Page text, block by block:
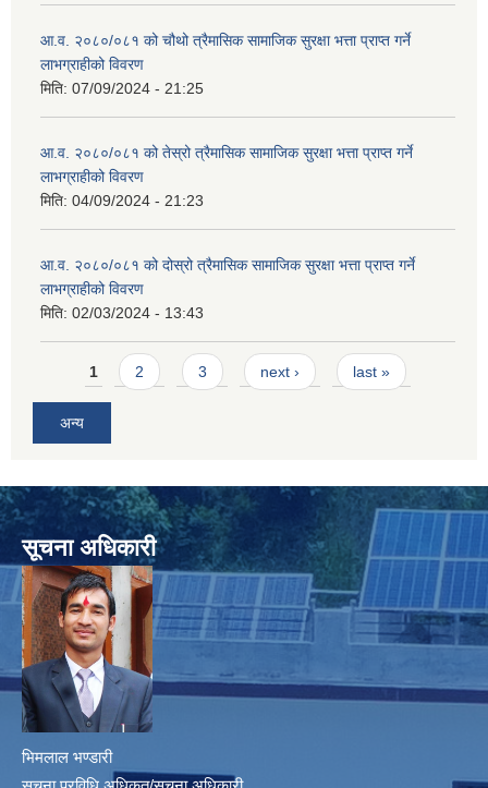
आ.व. २०८०/०८१ को चौथो त्रैमासिक सामाजिक सुरक्षा भत्ता प्राप्त गर्ने
लाभग्राहीको विवरण
मिति: 07/09/2024 - 21:25
आ.व. २०८०/०८१ को तेस्रो त्रैमासिक सामाजिक सुरक्षा भत्ता प्राप्त गर्ने
लाभग्राहीको विवरण
मिति: 04/09/2024 - 21:23
आ.व. २०८०/०८१ को दोस्रो त्रैमासिक सामाजिक सुरक्षा भत्ता प्राप्त गर्ने
लाभग्राहीको विवरण
मिति: 02/03/2024 - 13:43
Pages
1 2 3 next › last »
अन्य
सूचना अधिकारी
भिमलाल भण्डारी